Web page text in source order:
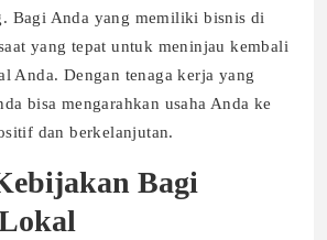
Bagi Anda yang memiliki bisnis di
yang tepat untuk meninjau kembali
Anda. Dengan tenaga kerja yang
bisa mengarahkan usaha Anda ke
dan berkelanjutan.
Bagi